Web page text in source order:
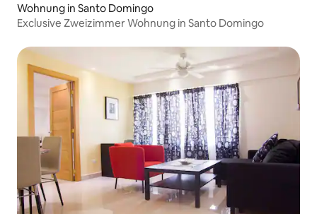
Wohnung in Santo Domingo
Exclusive Zweizimmer Wohnung in Santo Domingo